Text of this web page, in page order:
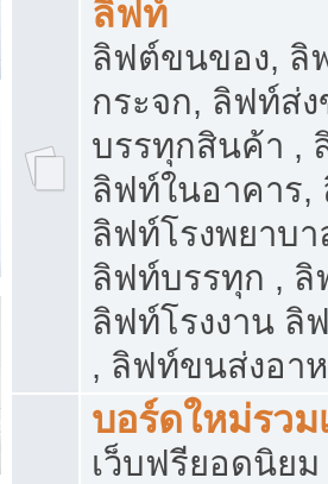
ลิฟท์
ลิฟต์ขนของ, ลิ
กระจก, ลิฟท์ส่
บรรทุกสินค้า ,
ลิฟท์ในอาคาร,
ลิฟท์โรงพยาบ
ลิฟท์บรรทุก ,
ลิฟท์โรงงาน ลิ
, ลิฟท์ขนส่งอา
บอร์ดใหม่รว
เว็บฟรียอดนิย